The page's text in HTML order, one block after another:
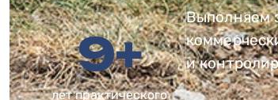
9+
лет практического
Выполняем
и